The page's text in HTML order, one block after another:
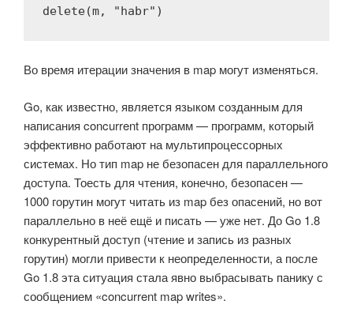
delete(m, "habr" )
Во время итерации значения в map могут изменяться.
Go, как известно, является языком созданным для
написания concurrent программ — программ, который
эффективно работают на мультипроцессорных
системах. Но тип map не безопасен для параллельного
доступа. Тоесть для чтения, конечно, безопасен —
1000 горутин могут читать из map без опасений, но вот
параллельно в неё ещё и писать — уже нет. До Go 1.8
конкурентный доступ (чтение и запись из разных
горутин) могли привести к неопределенности, а после
Go 1.8 эта ситуация стала явно выбрасывать панику с
сообщением «concurrent map writes».